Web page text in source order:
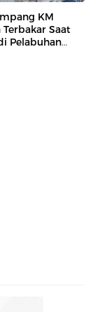
KM
Terbakar Saat
Pelabuhan